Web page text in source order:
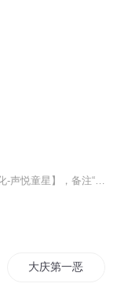
大庆第一恶